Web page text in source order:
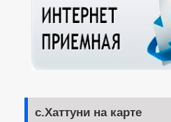
с.Хаттуни на карте